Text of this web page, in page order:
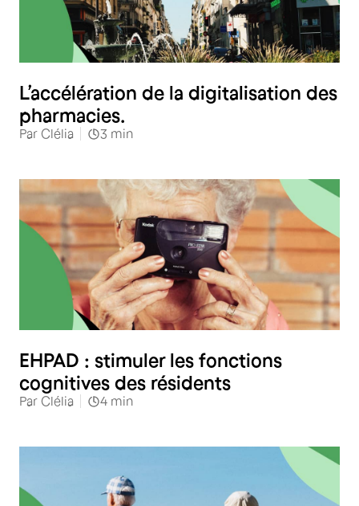
L’accélération de la digitalisation des
pharmacies.
Par Clélia 3 min
EHPAD : stimuler les fonctions
cognitives des résidents
Par Clélia 4 min